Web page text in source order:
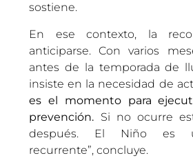
sostiene.
En ese contexto, la
anticiparse. Con varios
antes de la temporada de
insiste en la necesidad de
es el momento para
prevención. Si no ocurre
después. El Niño es
recurrente”, concluye.